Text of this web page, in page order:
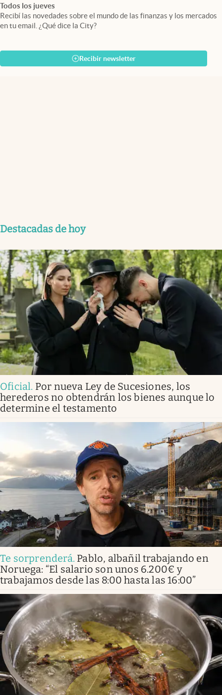
Todos los jueves
Recibí las novedades sobre el mundo de las finanzas y los mercados
en tu email. ¿Qué dice la City?
Recibir newsletter
Destacadas de hoy
Oficial. Por nueva Ley de Sucesiones, los
herederos no obtendrán los bienes aunque lo
determine el testamento
Te sorprenderá. Pablo, albañil trabajando en
Noruega: “El salario son unos 6.200€ y
trabajamos desde las 8:00 hasta las 16:00”